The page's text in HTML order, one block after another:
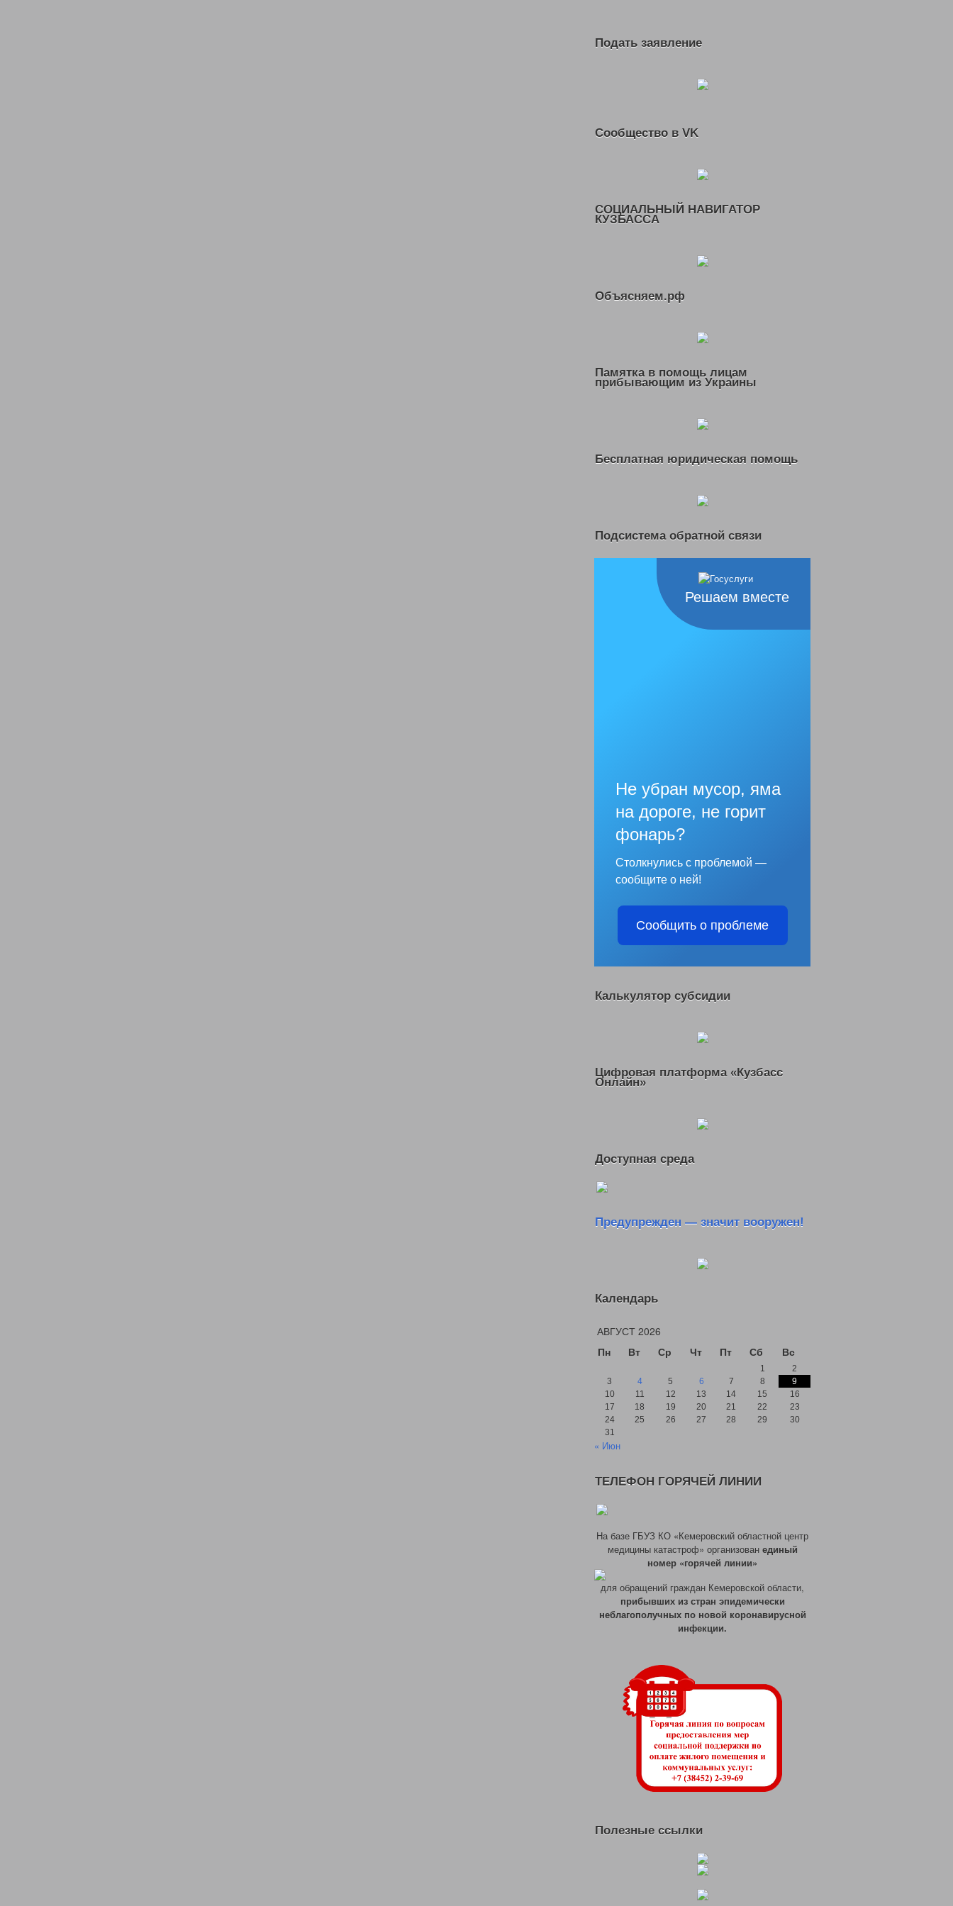
Подать заявление
Сообщество в VK
СОЦИАЛЬНЫЙ НАВИГАТОР
КУЗБАССА
Объясняем.рф
Памятка в помощь лицам
прибывающим из Украины
Бесплатная юридическая помощь
Подсистема обратной связи
Решаем вместе
Не убран мусор, яма
на дороге, не горит
фонарь?
Столкнулись с проблемой —
сообщите о ней!
Сообщить о проблеме
Калькулятор субсидии
Цифровая платформа «Кузбасс
Онлайн»
Доступная среда
Предупрежден — значит вооружен!
Календарь
АВГУСТ 2026
Пн
Вт Ср Чт Пт Сб Вс
1
2
3
4 5 6 7 8
9
10
11 12 13 14 15
16
17
18 19 20 21 22
23
24
25 26 27 28 29
30
31
« Июн
ТЕЛЕФОН ГОРЯЧЕЙ ЛИНИИ
На базе ГБУЗ КО «Кемеровский областной центр
медицины катастроф» организован единый
номер «горячей линии»
для обращений граждан Кемеровской области,
прибывших из стран эпидемически
неблагополучных по новой коронавирусной
инфекции.
Полезные ссылки